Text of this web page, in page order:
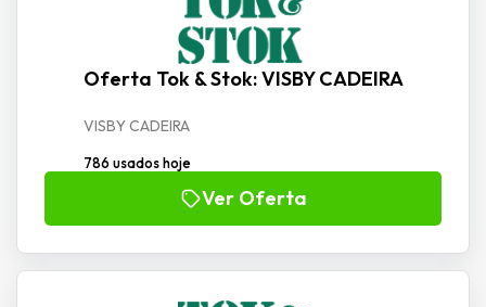
Oferta Tok & Stok: VISBY CADEIRA
VISBY CADEIRA
786 usados hoje
Ver Oferta